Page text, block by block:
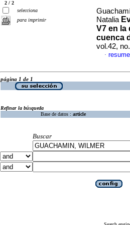
2 / 2
selecciona
para imprimir
Natalia
V7 en la
cuenca
vol.42,
·
página 1 de 1
Refinar la búsqueda
Base de datos : article
Buscar